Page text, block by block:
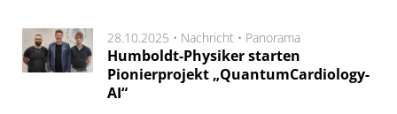
28.10.2025 • Nachricht • Panorama
Humboldt-Physiker starten
Pionierprojekt „QuantumCardiology-
AI“